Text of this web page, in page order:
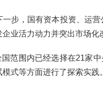
步，国有资本投资、运
业活力动力并突出市场化
国范围内已经选择在21家中
式等方面进行了探索实践。